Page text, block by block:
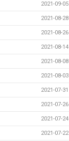
2021-09-05
2021-08-28
2021-08-26
2021-08-14
2021-08-08
2021-08-03
2021-07-31
2021-07-26
2021-07-24
2021-07-22